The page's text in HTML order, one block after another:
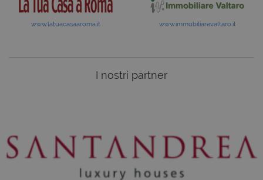
www.latuacasaaroma.it www.immobiliarevaltaro.it
I nostri partner